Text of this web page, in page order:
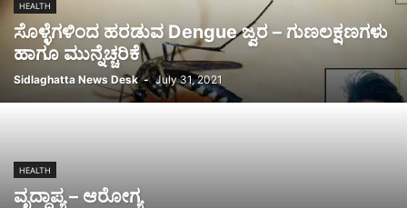
HEALTH
ಸೊಳ್ಳೆಗಳಿಂದ ಹರಡುವ Dengue ಜ್ವರ – ಗುಣಲಕ್ಷಣಗಳು
ಹಾಗೂ ಮುನ್ನೆಚ್ಚರಿಕೆ
Sidlaghatta News Desk - July 31, 2021
HEALTH
ವೃದ್ಧಾಪ್ಯ – ಆರೋಗ್ಯ